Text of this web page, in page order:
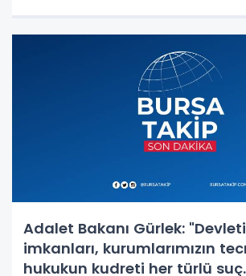
Adalet Bakanı Gürlek:
imkanları, kurumlarımızın
hukukun kudreti her türlü suç